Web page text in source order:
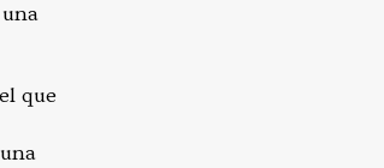
que